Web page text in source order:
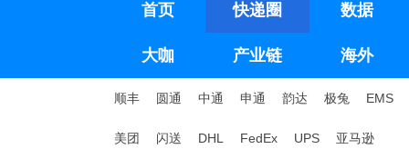
首页 快递圈 数据
大咖 产业链 海外
顺丰 圆通 中通 申通 韵达 极兔 EMS
美团 闪送 DHL FedEx UPS 亚马逊